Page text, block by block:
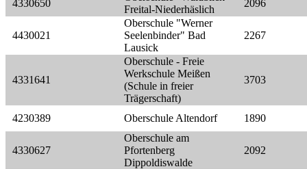
4330650
Freital-Niederhäslich
2096
4430021
Oberschule "Werner
Seelenbinder" Bad
Lausick
2267
4331641
Oberschule - Freie
Werkschule Meißen
(Schule in freier
Trägerschaft)
3703
4230389 Oberschule Altendorf 1890
4330627
Oberschule am
Pfortenberg
Dippoldiswalde
2092